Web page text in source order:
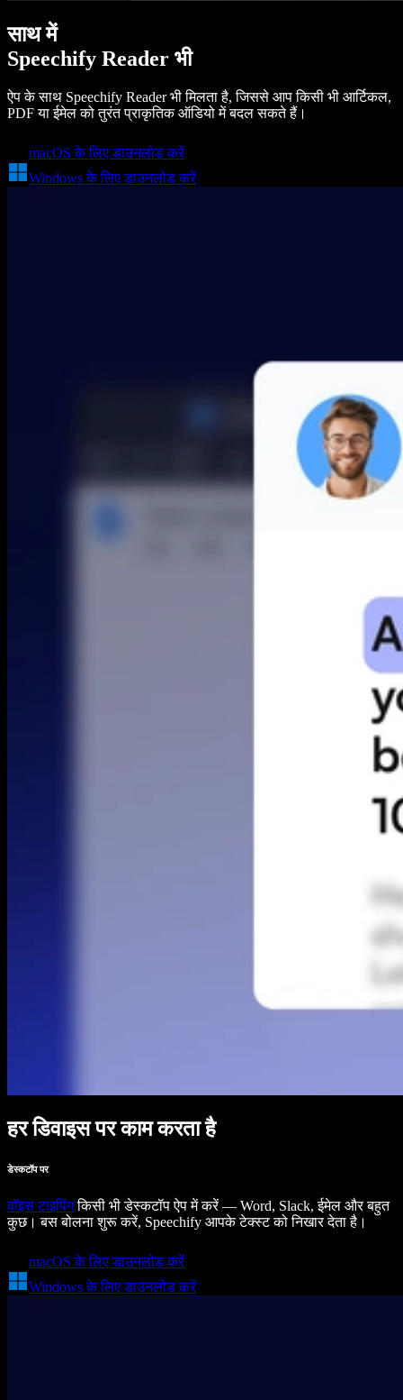
साथ में
Speechify Reader भी
ऐप के साथ Speechify Reader भी मिलता है, जिससे आप किसी भी आर्टिकल,
PDF या ईमेल को तुरंत प्राकृतिक ऑडियो में बदल सकते हैं।
macOS के लिए डाउनलोड करें
Windows के लिए डाउनलोड करें
हर डिवाइस पर काम करता है
डेस्कटॉप पर
वॉइस टाइपिंगकिसी भी डेस्कटॉप ऐप में करें — Word, Slack, ईमेल और बहुत
कुछ। बस बोलना शुरू करें, Speechify आपके टेक्स्ट को निखार देता है।
macOS के लिए डाउनलोड करें
Windows के लिए डाउनलोड करें